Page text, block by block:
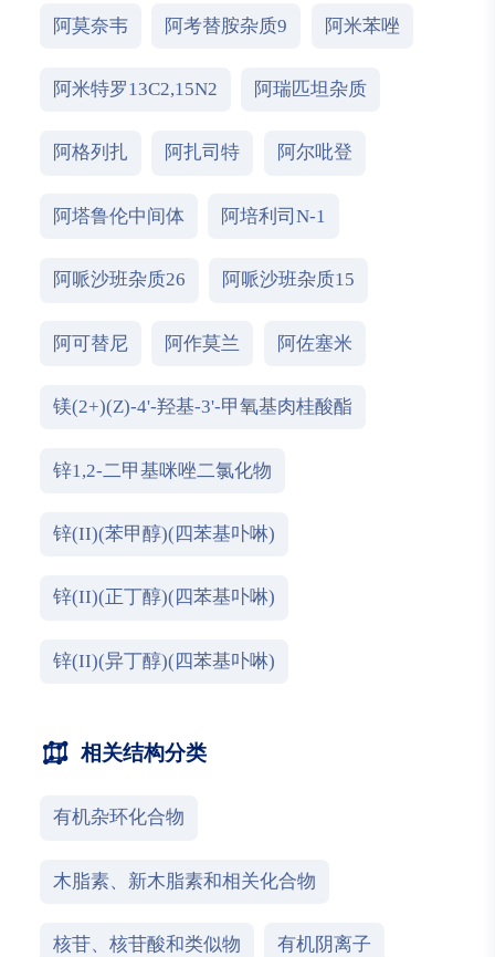
阿莫奈韦 阿考替胺杂质9 阿米苯唑
阿米特罗13C2,15N2 阿瑞匹坦杂质
阿格列扎 阿扎司特 阿尔吡登
阿塔鲁伦中间体 阿培利司N-1
阿哌沙班杂质26 阿哌沙班杂质15
阿可替尼 阿作莫兰 阿佐塞米
镁(2+)(Z)-4'-羟基-3'-甲氧基肉桂酸酯
锌1,2-二甲基咪唑二氯化物
锌(II)(苯甲醇)(四苯基卟啉)
锌(II)(正丁醇)(四苯基卟啉)
锌(II)(异丁醇)(四苯基卟啉)
相关结构分类
有机杂环化合物
木脂素、新木脂素和相关化合物
核苷、核苷酸和类似物 有机阴离子